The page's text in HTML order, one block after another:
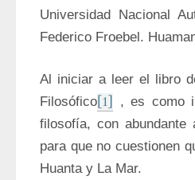
Universidad Nacional
Federico Froebel.
Al iniciar a leer el libro
Filosófico[1]
, es como
filosofía, con abundante
para que no cuestionen
Huanta y La Mar.